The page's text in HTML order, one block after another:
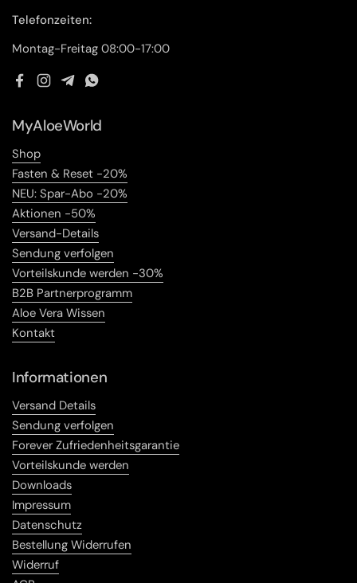
Telefonzeiten:
Montag-Freitag 08:00-17:00
Facebook
Instagram
TelegramWhatsApp
MyAloeWorld
Shop
Fasten & Reset -20%
NEU: Spar-Abo -20%
Aktionen -50%
Versand-Details
Sendung verfolgen
Vorteilskunde werden -30%
B2B Partnerprogramm
Aloe Vera Wissen
Kontakt
Informationen
Versand Details
Sendung verfolgen
Forever Zufriedenheitsgarantie
Vorteilskunde werden
Downloads
Impressum
Datenschutz
Bestellung Widerrufen
Widerruf